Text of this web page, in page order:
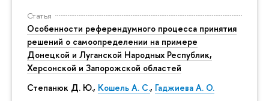
Статья
Особенности референдумного процесса принятия
решений о самоопределении на примере
Донецкой и Луганской Народных Республик,
Херсонской и Запорожской областей
Степанюк Д. Ю., Кошель А. С., Гаджиева А. О.